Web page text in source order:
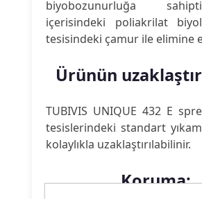
biyobozunurluğa
içerisindeki poliakrilat
tesisindeki çamur ile elimine
Ürünün
TUBIVIS UNIQUE 432 E
tesislerindeki standart
kolaylıkla uzaklaştırılabilinir.
Koruma: